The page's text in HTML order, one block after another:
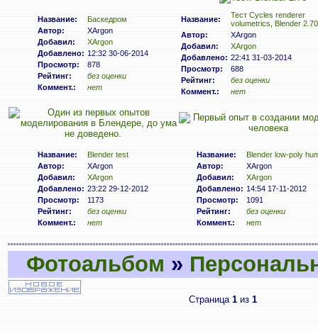
Название:
Баскедром
Автор:
XArgon
Добавил:
XArgon
Добавлено: 12:32 30-06-2014
Просмотр:
878
Рейтинг:
без оценки
Коммент.:
нет
Название:
Тест Cycles renderer
volumetrics, Blender 2.70
Автор:
XArgon
Добавил:
XArgon
Добавлено: 22:41 31-03-2014
Просмотр:
688
Рейтинг:
без оценки
Коммент.:
нет
Название:
Blender test
Автор:
XArgon
Добавил:
XArgon
Добавлено: 23:22 29-12-2012
Просмотр:
1173
Рейтинг:
без оценки
Коммент.:
нет
Название:
Blender low-poly
Автор:
XArgon
Добавил:
XArgon
Добавлено: 14:54 17-11-2012
Просмотр:
1091
Рейтинг:
без оценки
Коммент.:
нет
Фотоальбом »
Страница 1 из 1